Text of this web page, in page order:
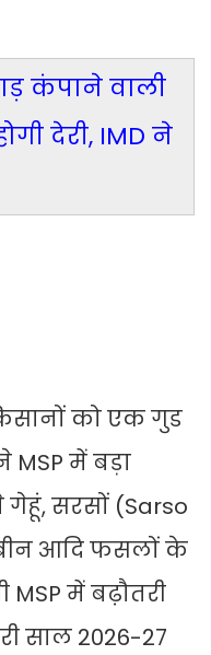
कंपाने वाली
देरी, IMD ने
को एक गुड
में बड़ा
सरसों (Sarso
आदि फसलों के
में बढ़ौतरी
साल 2026-27